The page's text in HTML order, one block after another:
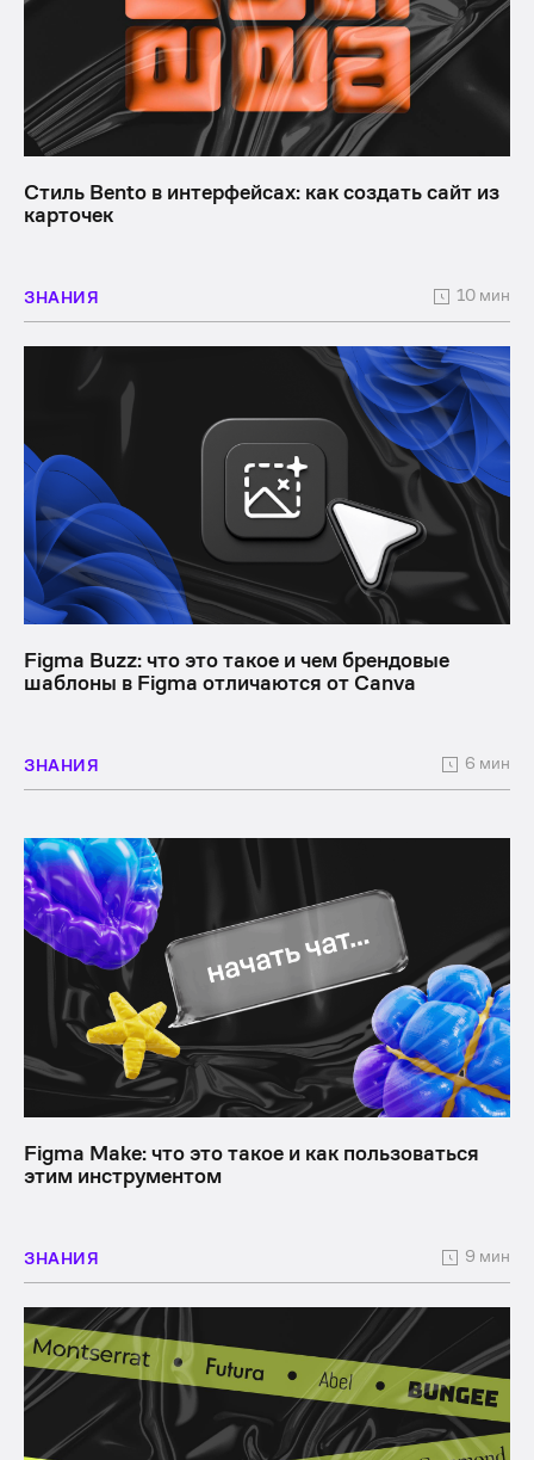
Стиль Bento в интерфейсах: как создать сайт из
карточек
ЗНАНИЯ 10 мин
Figma Buzz: что это такое и чем брендовые
шаблоны в Figma отличаются от Canva
ЗНАНИЯ 6 мин
Figma Make: что это такое и как пользоваться
этим инструментом
ЗНАНИЯ 9 мин